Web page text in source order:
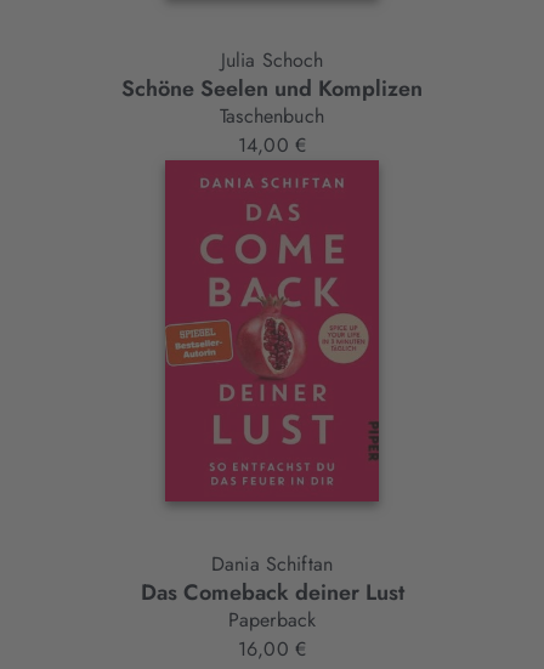
Julia Schoch
Schöne Seelen und Komplizen
Taschenbuch
14,00 €
Dania Schiftan
Das Comeback deiner Lust
Paperback
16,00 €